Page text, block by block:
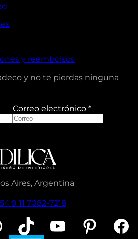
y reembolsos
y no te pierdas ninguna
Correo electrónico *
Aires, Argentina
9 11 7082-7218
TikTok YouTube Pinterest Facebook